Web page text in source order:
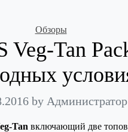
Categories
Обзоры
Veg-Tan
by Администратор
Tan включающий две